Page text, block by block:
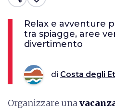
Relax e avventure
tra spiagge, aree
divertimento
di Costa degli
Organizzare una